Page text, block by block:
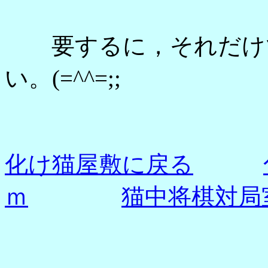
要するに，それだけ
い。(=^^=;;
化け猫屋敷に戻る
ｍ
猫中将棋対局